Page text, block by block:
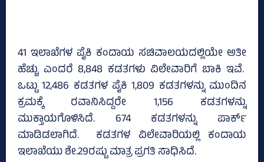
41 ಇಲಾಖೆಗಳ ಪೈಕಿ ಕಂದಾಯ ಸಚಿವಾಲಯದಲ್ಲಿಯೇ ಅತೀ
ಹೆಚ್ಚು ಎಂದರೆ 8,848 ಕಡತಗಳು ವಿಲೇವಾರಿಗೆ ಬಾಕಿ ಇವೆ.
ಒಟ್ಟು 12,486 ಕಡತಗಳ ಪೈಕಿ 1,809 ಕಡತಗಳನ್ನು ಮುಂದಿನ
ಕ್ರಮಕ್ಕೆ ರವಾನಿಸಿದ್ದರೇ 1,156 ಕಡತಗಳನ್ನು
ಮುಕ್ತಾಯಗೊಳಿಸಿದೆ. 674 ಕಡತಗಳನ್ನು ಪಾರ್ಕ್‌
ಮಾಡಿಡಲಾಗಿದೆ. ಕಡತಗಳ ವಿಲೇವಾರಿಯಲ್ಲಿ ಕಂದಾಯ
ಇಲಾಖೆಯು ಶೇ.29ರಷ್ಟು ಮಾತ್ರ ಪ್ರಗತಿ ಸಾಧಿಸಿದೆ.